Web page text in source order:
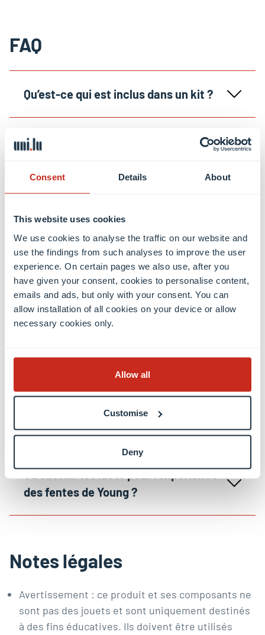
Consent Details About
This website uses cookies
We use cookies to analyse the traffic on our website and
use the findings from such analyses to improve the user
experience. On certain pages we also use, after you
have given your consent, cookies to personalise content,
emails and ads, but only with your consent. You can
allow installation of all cookies on your device or allow
necessary cookies only.
Allow all
Customise
Deny
FAQ
Qu’est-ce qui est inclus dans un kit ?
Ai-je besoin d’autres outils pour
et DIY) ?
Combien coûte un kit ?
Comment et où le kit a-t-il été
Livraison : où et à quel prix ?
Délai pour obtenir le kit
Où obtenir les laser pour l’expérience
des fentes de Young ?
Notes légales
Avertissement : ce produit et ses composants ne
sont pas des jouets et sont uniquement destinés
à des fins éducatives. Ils doivent être utilisés